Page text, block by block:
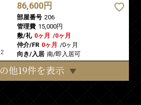
86,600円
部屋番号 206
管理費 15,000円
敷/礼 0ヶ月 /0ヶ月
仲介/FR 0ヶ月 /0ヶ月
向き/入居 南/即入居可
他19件を表示